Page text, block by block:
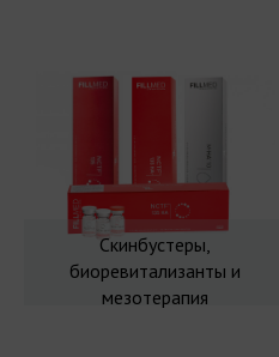
Скинбустеры,
биоревитализанты и
мезотерапия